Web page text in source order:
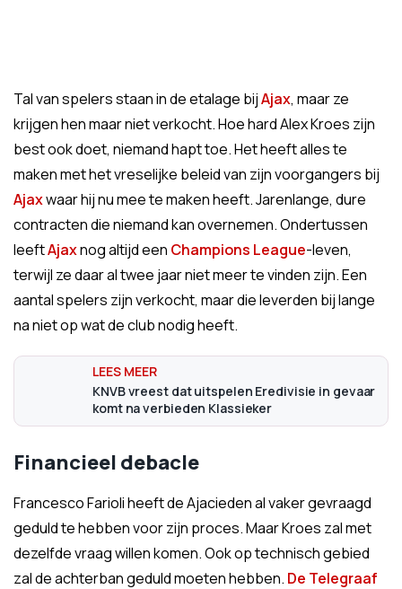
Tal van spelers staan in de etalage bijAjax, maar ze
krijgen hen maar niet verkocht. Hoe hard Alex Kroes zijn
best ook doet, niemand hapt toe. Het heeft alles te
maken met het vreselijke beleid van zijn voorgangers bij
Ajaxwaar hij nu mee te maken heeft. Jarenlange, dure
contracten die niemand kan overnemen. Ondertussen
leeftAjaxnog altijd een Champions League-leven,
terwijl ze daar al twee jaar niet meer te vinden zijn. Een
aantal spelers zijn verkocht, maar die leverden bij lange
na niet op wat de club nodig heeft.
KNVB vreest dat uitspelen Eredivisie in gevaar
komt na verbieden Klassieker
Financieel debacle
Francesco Farioli heeft de Ajacieden al vaker gevraagd
geduld te hebben voor zijn proces. Maar Kroes zal met
dezelfde vraag willen komen. Ook op technisch gebied
zal de achterban geduld moeten hebben. De Telegraaf